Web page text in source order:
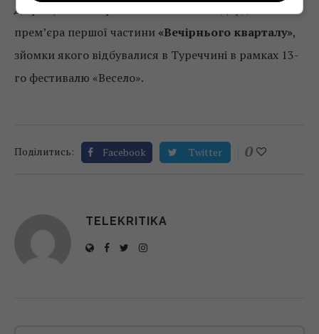
До речі, вже завтра о 21:15 на «1+1» відбудеться
прем’єра першої частини «Вечірнього кварталу»,
зйомки якого відбувалися в Туреччині в рамках 13-
го фестивалю «Весело».
Поділитись: Facebook Twitter 0
TELEKRITIKA